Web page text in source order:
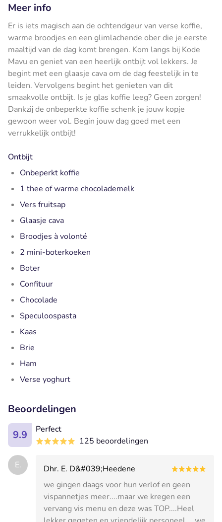
Meer info
Er is iets magisch aan de ochtendgeur van verse koffie,
warme broodjes en een glimlachende ober die je eerste
maaltijd van de dag komt brengen. Kom langs bij Kode
Mavu en geniet van een heerlijk ontbijt vol lekkers. Je
begint met een glaasje cava om de dag feestelijk in te
leiden. Vervolgens begint het genieten van dit
smaakvolle ontbijt. Is je glas koffie leeg? Geen zorgen!
Dankzij de onbeperkte koffie schenk je jouw kopje
gewoon weer vol. Begin jouw dag goed met een
verrukkelijk ontbijt!
Ontbijt
Onbeperkt koffie
1 thee of warme chocolademelk
Vers fruitsap
Glaasje cava
Broodjes à volonté
2 mini-boterkoeken
Boter
Confituur
Chocolade
Speculoospasta
Kaas
Brie
Ham
Verse yoghurt
Beoordelingen
9.9
Perfect
125 beoordelingen
E.
Dhr. E. D&#039;Heedene
we gingen daags voor hun verlof en geen
vispannetjes meer....maar we kregen een
vervang vis menu en deze was TOP....Heel